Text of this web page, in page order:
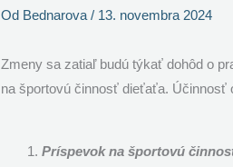
Od Bednarova/ 13. novembra 2024
Zmeny sa zatiaľ budú týkať dohôd o
na športovú činnosť dieťaťa. Účinnosť
Príspevok na športovú